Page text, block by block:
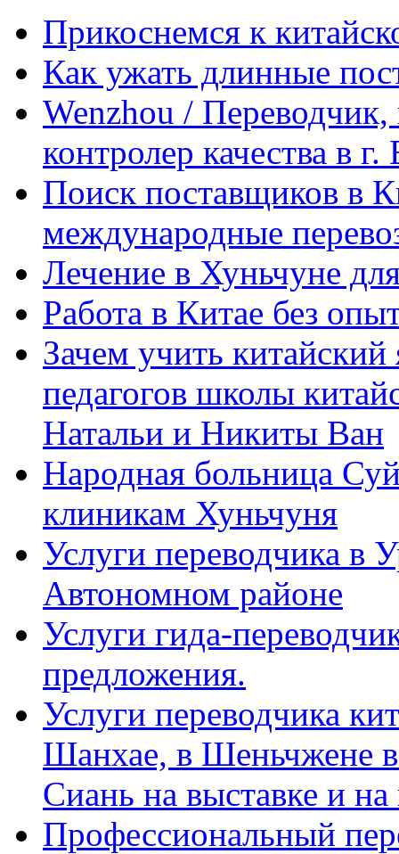
Прикоснемся к
Как ужать длинные
Wenzhou / Переводчик,
контролер качества в
Поиск поставщиков в
международные
Лечение в Хуньчуне
Работа в Китае без
Зачем учить
педагогов школы
Натальи и Никиты Ван
Народная больница
клиникам Хуньчуня
Услуги переводчика в
Автономном районе
Услуги гида-
предложения.
Услуги переводчика
Шанхае, в Шеньчжене
Сиань на выставке и
Профессиональный